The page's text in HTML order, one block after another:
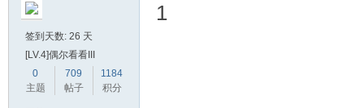
签到天数: 26 天
[LV.4]偶尔看看III
0
主题
709
帖子
1184
积分
1